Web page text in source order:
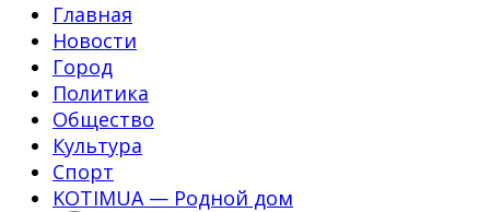
Главная
Новости
Город
Политика
Общество
Культура
Спорт
KOTIMUA — Родной дом